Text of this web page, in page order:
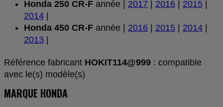
Honda 250 CR-F année | 2017 | 2016 | 2015 |
2014 |
Honda 450 CR-F année | 2016 | 2015 | 2014 |
2013 |
Référence fabricant HOKIT114@999 : compatible
avec le(s) modèle(s)
MARQUE HONDA